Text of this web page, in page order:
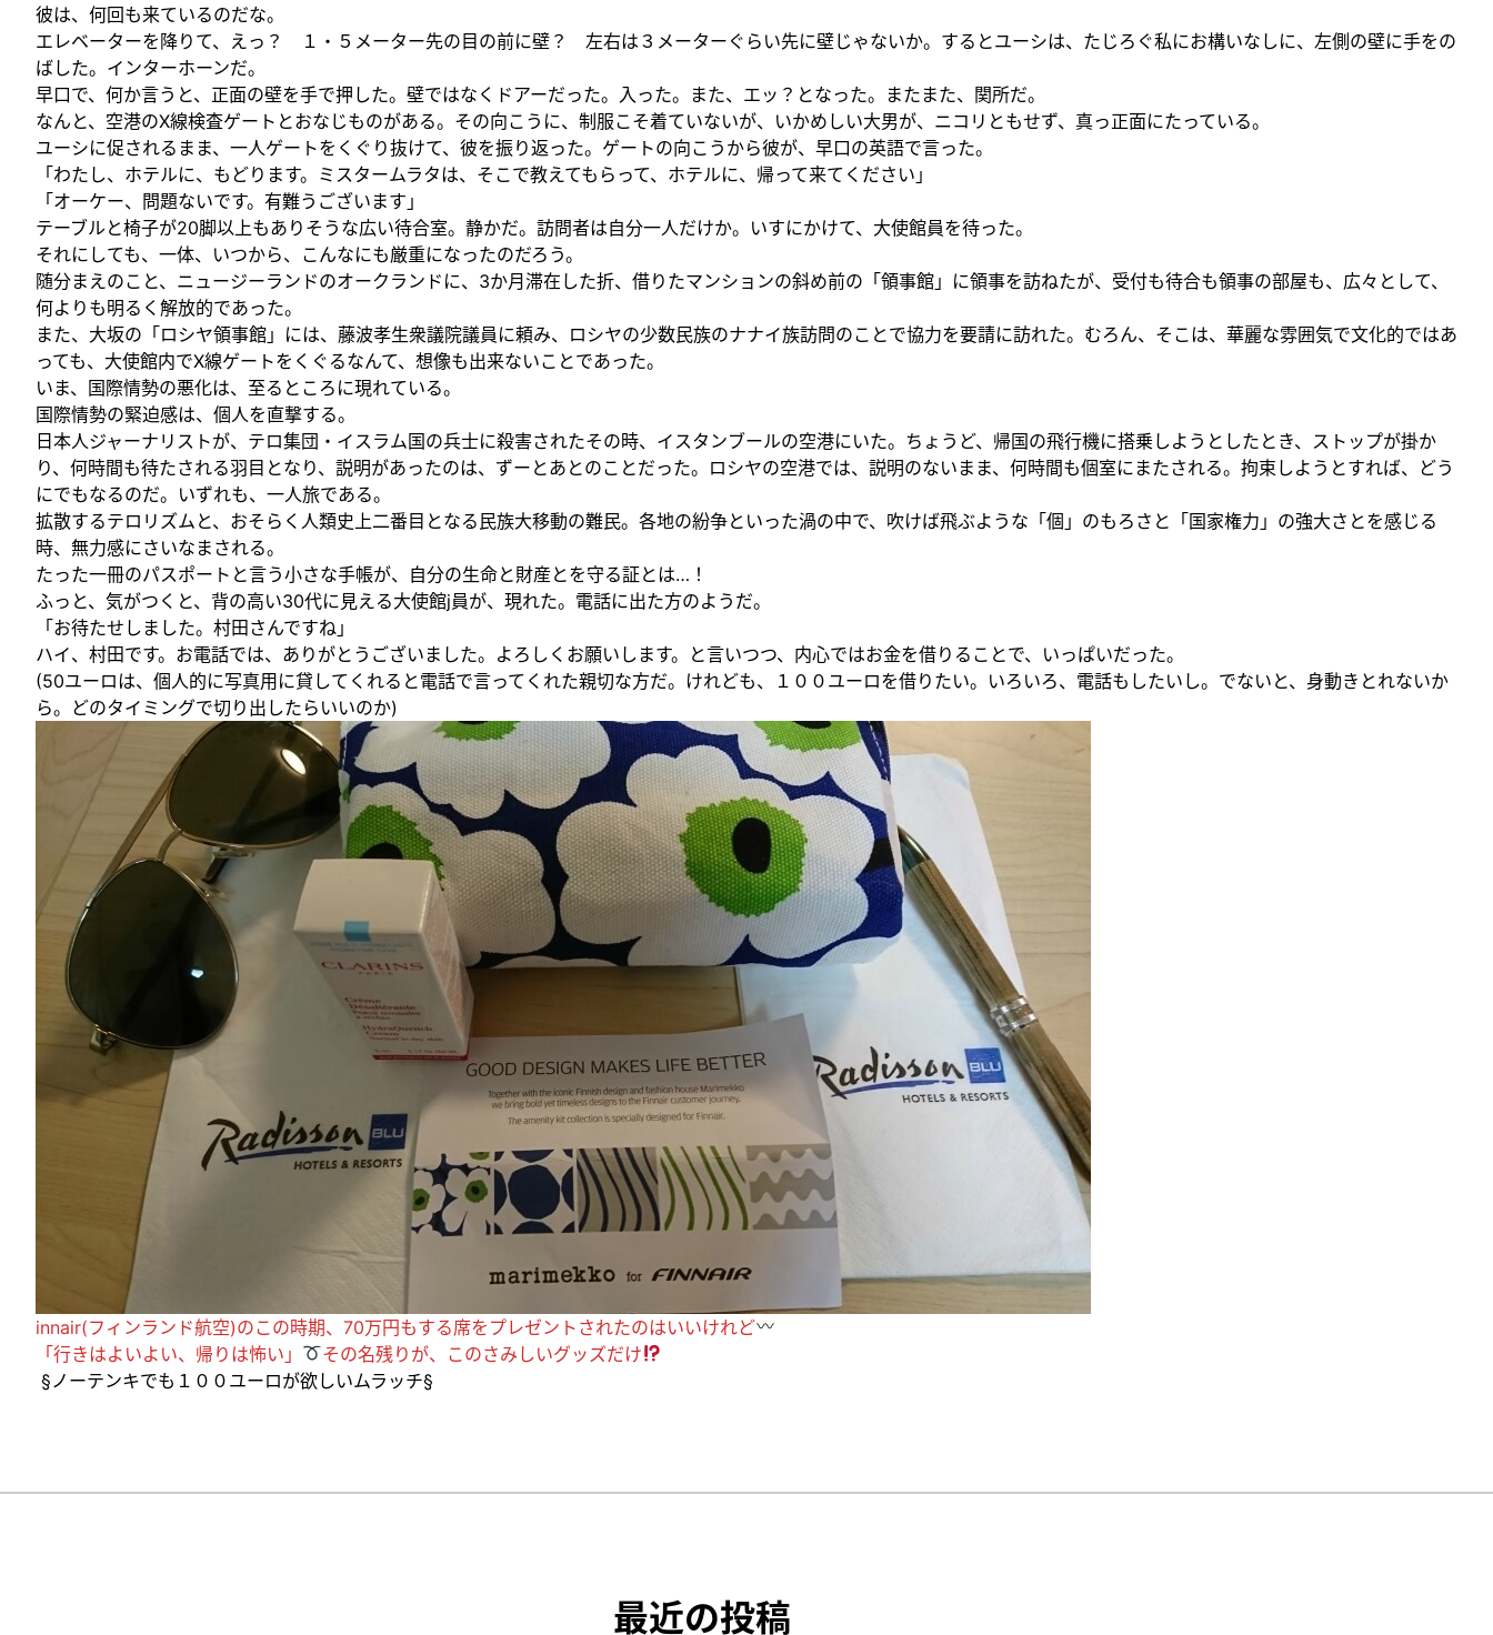
彼は、何回も来ているのだな。
エレベーターを降りて、えっ？ １・５メーター先の目の前に壁？ 左右は３メーターぐらい先に壁じゃないか。するとユーシは、たじろぐ私にお構いなしに、左側の壁に手をの
ばした。インターホーンだ。
早口で、何か言うと、正面の壁を手で押した。壁ではなくドアーだった。入った。また、エッ？となった。またまた、関所だ。
なんと、空港のX線検査ゲートとおなじものがある。その向こうに、制服こそ着ていないが、いかめしい大男が、ニコリともせず、真っ正面にたっている。
ユーシに促されるまま、一人ゲートをくぐり抜けて、彼を振り返った。ゲートの向こうから彼が、早口の英語で言った。
「わたし、ホテルに、もどります。ミスタームラタは、そこで教えてもらって、ホテルに、帰って来てください」
「オーケー、問題ないです。有難うございます」
テーブルと椅子が20脚以上もありそうな広い待合室。静かだ。訪問者は自分一人だけか。いすにかけて、大使館員を待った。
それにしても、一体、いつから、こんなにも厳重になったのだろう。
随分まえのこと、ニュージーランドのオークランドに、3か月滞在した折、借りたマンションの斜め前の「領事館」に領事を訪ねたが、受付も待合も領事の部屋も、広々として、
何よりも明るく解放的であった。
また、大坂の「ロシヤ領事館」には、藤波孝生衆議院議員に頼み、ロシヤの少数民族のナナイ族訪問のことで協力を要請に訪れた。むろん、そこは、華麗な雰囲気で文化的ではあ
っても、大使館内でX線ゲートをくぐるなんて、想像も出来ないことであった。
いま、国際情勢の悪化は、至るところに現れている。
国際情勢の緊迫感は、個人を直撃する。
日本人ジャーナリストが、テロ集団・イスラム国の兵士に殺害されたその時、イスタンブールの空港にいた。ちょうど、帰国の飛行機に搭乗しようとしたとき、ストップが掛か
り、何時間も待たされる羽目となり、説明があったのは、ずーとあとのことだった。ロシヤの空港では、説明のないまま、何時間も個室にまたされる。拘束しようとすれば、どう
にでもなるのだ。いずれも、一人旅である。
拡散するテロリズムと、おそらく人類史上二番目となる民族大移動の難民。各地の紛争といった渦の中で、吹けば飛ぶような「個」のもろさと「国家権力」の強大さとを感じる
時、無力感にさいなまされる。
たった一冊のパスポートと言う小さな手帳が、自分の生命と財産とを守る証とは…！
ふっと、気がつくと、背の高い30代に見える大使館j員が、現れた。電話に出た方のようだ。
「お待たせしました。村田さんですね」
ハイ、村田です。お電話では、ありがとうございました。よろしくお願いします。と言いつつ、内心ではお金を借りることで、いっぱいだった。
(50ユーロは、個人的に写真用に貸してくれると電話で言ってくれた親切な方だ。けれども、１００ユーロを借りたい。いろいろ、電話もしたいし。でないと、身動きとれないか
ら。どのタイミングで切り出したらいいのか)
innair(フィンランド航空)のこの時期、70万円もする席をプレゼントされたのはいいけれど
「行きはよいよい、帰りは怖い」
その名残りが、このさみしいグッズだけ
§ノーテンキでも１００ユーロが欲しいムラッチ§
最近の投稿